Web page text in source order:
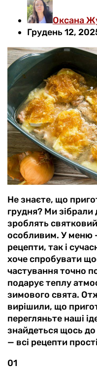
Оксана
Грудень 12,
Не знаєте, що
грудня? Ми зібрали
зроблять
особливим. У меню —
рецепти, так і
хоче спробувати
частування точно
подарує теплу
зимового свята.
вирішили, що
перегляньте наші
знайдеться щось
— всі рецепти
01